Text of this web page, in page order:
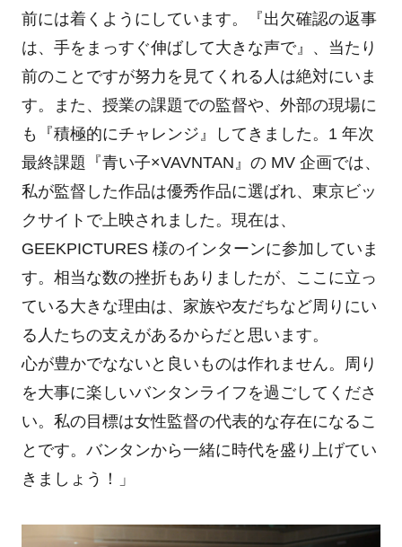
前には着くようにしています。『出欠確認の返事
は、手をまっすぐ伸ばして大きな声で』、当たり
前のことですが努力を見てくれる人は絶対にいま
す。また、授業の課題での監督や、外部の現場に
も『積極的にチャレンジ』してきました。1 年次
最終課題『青い子×VAVNTAN』の MV 企画では、
私が監督した作品は優秀作品に選ばれ、東京ビッ
クサイトで上映されました。現在は、
GEEKPICTURES 様のインターンに参加していま
す。相当な数の挫折もありましたが、ここに立っ
ている大きな理由は、家族や友だちなど周りにい
る人たちの支えがあるからだと思います。
心が豊かでなないと良いものは作れません。周り
を大事に楽しいバンタンライフを過ごしてくださ
い。私の目標は女性監督の代表的な存在になるこ
とです。バンタンから一緒に時代を盛り上げてい
きましょう！」